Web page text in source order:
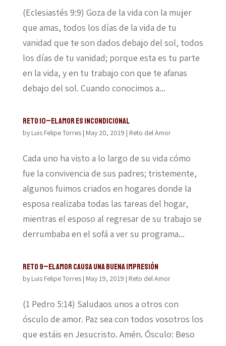
(Eclesiastés 9:9) Goza de la vida con la mujer
que amas, todos los días de la vida de tu
vanidad que te son dados debajo del sol, todos
los días de tu vanidad; porque esta es tu parte
en la vida, y en tu trabajo con que te afanas
debajo del sol. Cuando conocimos a...
Reto 10–El amor es incondicional
by Luis Felipe Torres| May 20, 2019 | Reto del Amor
Cada uno ha visto a lo largo de su vida cómo
fue la convivencia de sus padres; tristemente,
algunos fuimos criados en hogares donde la
esposa realizaba todas las tareas del hogar,
mientras el esposo al regresar de su trabajo se
derrumbaba en el sofá a ver su programa...
Reto 9–El amor causa una buena impresión
by Luis Felipe Torres| May 19, 2019 | Reto del Amor
(1 Pedro 5:14) Saludaos unos a otros con
ósculo de amor. Paz sea con todos vosotros los
que estáis en Jesucristo. Amén. Ósculo: Beso